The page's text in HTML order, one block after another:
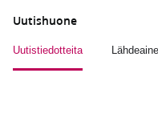
Uutishuone
Uutistiedotteita